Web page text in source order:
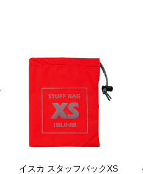
イスカ スタッフバックXS